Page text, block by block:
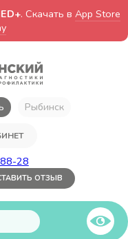
. Скачать в App Store
Рыбинск
28
ОТЗЫВ